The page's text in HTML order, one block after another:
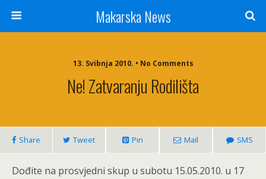
Makarska News
13. Svibnja 2010. • No Comments
Ne! Zatvaranju Rodilišta
Share Tweet Pin Mail SMS
Dođite na prosvjedni skup u subotu 15.05.2010. u 17